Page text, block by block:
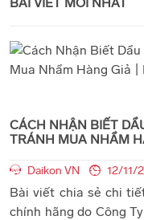
CÁCH NHẬN BIẾT
TRÁNH MUA NHẦM
Daikon VN 12/11/
Bài viết chia sẻ chi
chính hãng do Công